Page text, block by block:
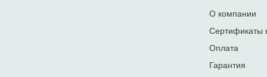
О компании
Сертификаты
Оплата
Гарантия